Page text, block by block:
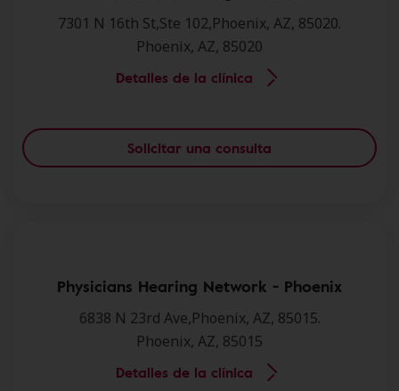
7301 N 16th St,Ste 102,Phoenix, AZ, 85020.
Phoenix, AZ, 85020
Detalles de la clínica
Solicitar una consulta
Physicians Hearing Network - Phoenix
6838 N 23rd Ave,Phoenix, AZ, 85015.
Phoenix, AZ, 85015
Detalles de la clínica